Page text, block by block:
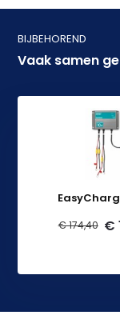
BIJBEHOREND
Vaak samen
€ 174,40 €